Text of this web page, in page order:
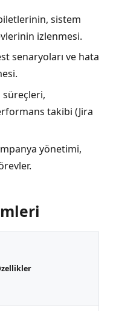
sistem
izlenmesi.
senaryoları ve hata
süreçleri,
takibi (Jira
yönetimi,